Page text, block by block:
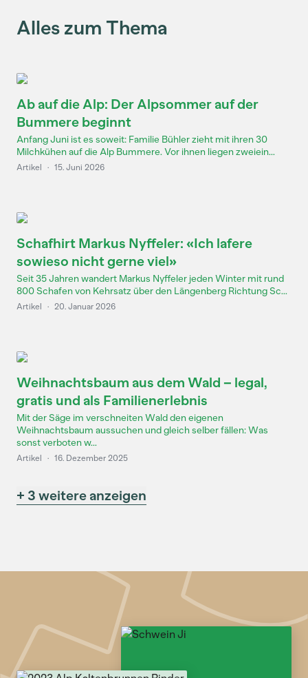
Alles zum Thema
Ab auf die Alp: Der Alpsommer auf der
Bummere beginnt
Anfang Juni ist es soweit: Familie Bühler zieht mit ihren 30
Milchkühen auf die Alp Bummere. Vor ihnen liegen zweiein...
Artikel · 15. Juni 2026
Schafhirt Markus Nyffeler: «Ich lafere
sowieso nicht gerne viel»
Seit 35 Jahren wandert Markus Nyffeler jeden Winter mit rund
800 Schafen von Kehrsatz über den Längenberg Richtung Sc...
Artikel · 20. Januar 2026
Weihnachtsbaum aus dem Wald – legal,
gratis und als Familienerlebnis
Mit der Säge im verschneiten Wald den eigenen
Weihnachtsbaum aussuchen und gleich selber fällen: Was
sonst verboten w...
Artikel · 16. Dezember 2025
+ 3 weitere anzeigen